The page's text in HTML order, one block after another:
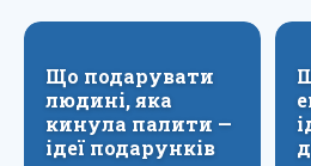
Що подарувати
людині, яка
кинула палити —
ідеї подарунків